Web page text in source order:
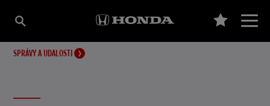
SPRÁVY A UDALOSTI